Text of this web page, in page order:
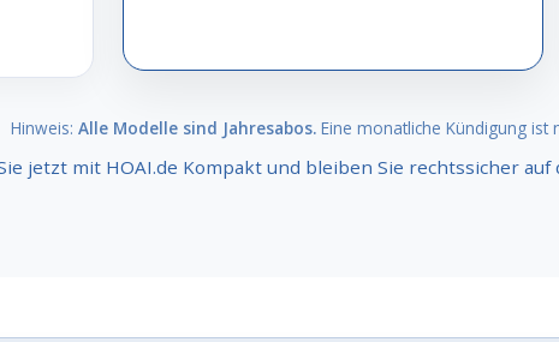
Hinweis: Alle Modelle sind Jahresabos.Eine monatliche Kündigung ist
jetzt mit HOAI.de Kompakt und bleiben Sie rechtssicher auf